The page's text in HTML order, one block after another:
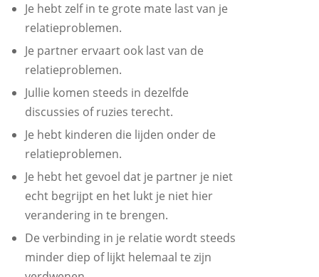
Je hebt zelf in te grote mate last van je
relatieproblemen.
Je partner ervaart ook last van de
relatieproblemen.
Jullie komen steeds in dezelfde
discussies of ruzies terecht.
Je hebt kinderen die lijden onder de
relatieproblemen.
Je hebt het gevoel dat je partner je niet
echt begrijpt en het lukt je niet hier
verandering in te brengen.
De verbinding in je relatie wordt steeds
minder diep of lijkt helemaal te zijn